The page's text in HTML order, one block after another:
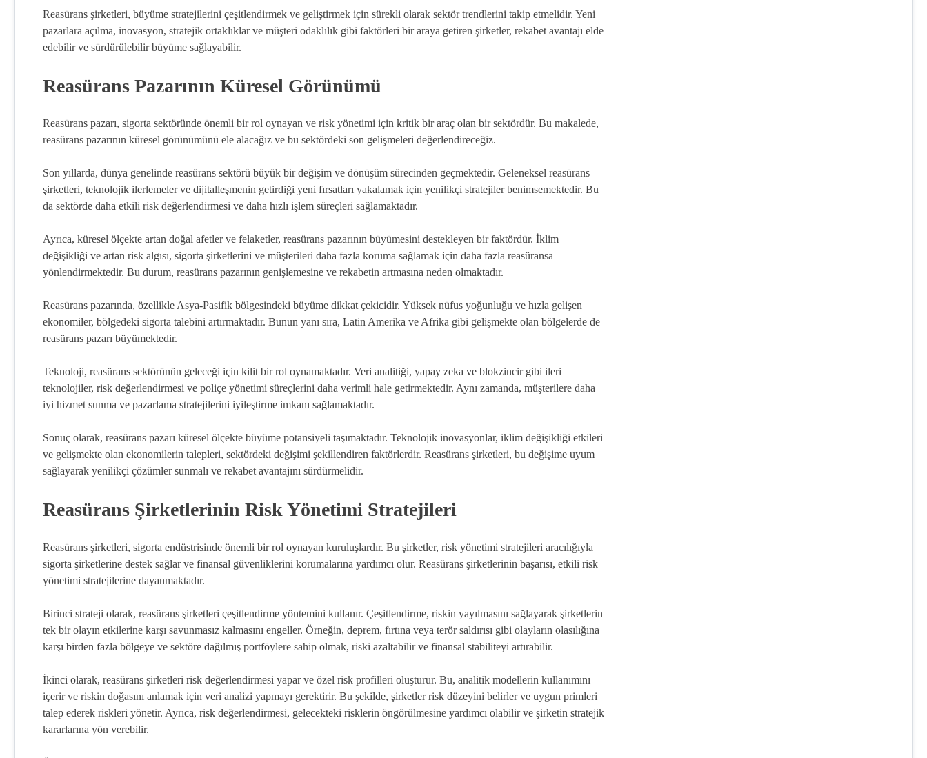
Reasürans şirketleri, büyüme stratejilerini çeşitlendirmek ve geliştirmek için sürekli olarak sektör trendlerini takip etmelidir. Yeni
pazarlara açılma, inovasyon, stratejik ortaklıklar ve müşteri odaklılık gibi faktörleri bir araya getiren şirketler, rekabet avantajı elde
edebilir ve sürdürülebilir büyüme sağlayabilir.
Reasürans Pazarının Küresel Görünümü
Reasürans pazarı, sigorta sektöründe önemli bir rol oynayan ve risk yönetimi için kritik bir araç olan bir sektördür. Bu makalede,
reasürans pazarının küresel görünümünü ele alacağız ve bu sektördeki son gelişmeleri değerlendireceğiz.
Son yıllarda, dünya genelinde reasürans sektörü büyük bir değişim ve dönüşüm sürecinden geçmektedir. Geleneksel reasürans
şirketleri, teknolojik ilerlemeler ve dijitalleşmenin getirdiği yeni fırsatları yakalamak için yenilikçi stratejiler benimsemektedir. Bu
da sektörde daha etkili risk değerlendirmesi ve daha hızlı işlem süreçleri sağlamaktadır.
Ayrıca, küresel ölçekte artan doğal afetler ve felaketler, reasürans pazarının büyümesini destekleyen bir faktördür. İklim
değişikliği ve artan risk algısı, sigorta şirketlerini ve müşterileri daha fazla koruma sağlamak için daha fazla reasüransa
yönlendirmektedir. Bu durum, reasürans pazarının genişlemesine ve rekabetin artmasına neden olmaktadır.
Reasürans pazarında, özellikle Asya-Pasifik bölgesindeki büyüme dikkat çekicidir. Yüksek nüfus yoğunluğu ve hızla gelişen
ekonomiler, bölgedeki sigorta talebini artırmaktadır. Bunun yanı sıra, Latin Amerika ve Afrika gibi gelişmekte olan bölgelerde de
reasürans pazarı büyümektedir.
Teknoloji, reasürans sektörünün geleceği için kilit bir rol oynamaktadır. Veri analitiği, yapay zeka ve blokzincir gibi ileri
teknolojiler, risk değerlendirmesi ve poliçe yönetimi süreçlerini daha verimli hale getirmektedir. Aynı zamanda, müşterilere daha
iyi hizmet sunma ve pazarlama stratejilerini iyileştirme imkanı sağlamaktadır.
Sonuç olarak, reasürans pazarı küresel ölçekte büyüme potansiyeli taşımaktadır. Teknolojik inovasyonlar, iklim değişikliği etkileri
ve gelişmekte olan ekonomilerin talepleri, sektördeki değişimi şekillendiren faktörlerdir. Reasürans şirketleri, bu değişime uyum
sağlayarak yenilikçi çözümler sunmalı ve rekabet avantajını sürdürmelidir.
Reasürans Şirketlerinin Risk Yönetimi Stratejileri
Reasürans şirketleri, sigorta endüstrisinde önemli bir rol oynayan kuruluşlardır. Bu şirketler, risk yönetimi stratejileri aracılığıyla
sigorta şirketlerine destek sağlar ve finansal güvenliklerini korumalarına yardımcı olur. Reasürans şirketlerinin başarısı, etkili risk
yönetimi stratejilerine dayanmaktadır.
Birinci strateji olarak, reasürans şirketleri çeşitlendirme yöntemini kullanır. Çeşitlendirme, riskin yayılmasını sağlayarak şirketlerin
tek bir olayın etkilerine karşı savunmasız kalmasını engeller. Örneğin, deprem, fırtına veya terör saldırısı gibi olayların olasılığına
karşı birden fazla bölgeye ve sektöre dağılmış portföylere sahip olmak, riski azaltabilir ve finansal stabiliteyi artırabilir.
İkinci olarak, reasürans şirketleri risk değerlendirmesi yapar ve özel risk profilleri oluşturur. Bu, analitik modellerin kullanımını
içerir ve riskin doğasını anlamak için veri analizi yapmayı gerektirir. Bu şekilde, şirketler risk düzeyini belirler ve uygun primleri
talep ederek riskleri yönetir. Ayrıca, risk değerlendirmesi, gelecekteki risklerin öngörülmesine yardımcı olabilir ve şirketin stratejik
kararlarına yön verebilir.